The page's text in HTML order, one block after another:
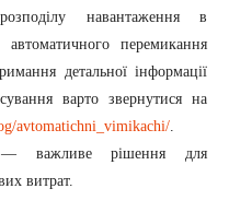
навантаження в
автоматичного перемикання
детальної інформації
варто звернутися на
avtomatichni_vimikachi/.
— важливе рішення для
витрат.